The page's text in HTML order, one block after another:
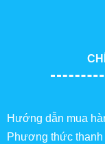
Hướng dẫn mua
Phương thức thanh